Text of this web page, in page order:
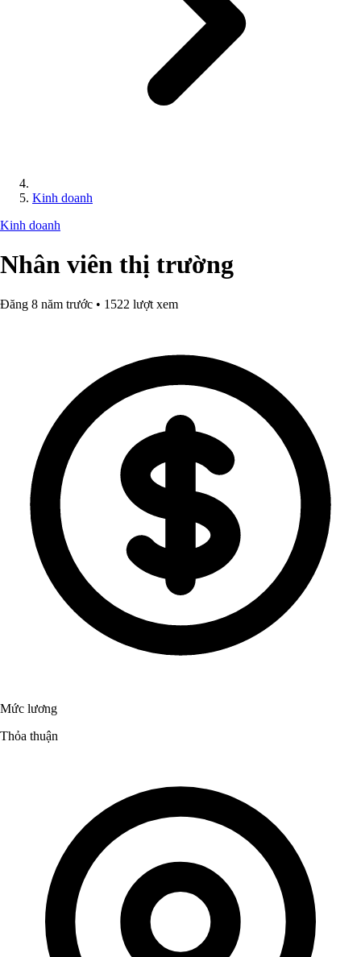
Kinh doanh
Kinh doanh
Nhân viên thị trường
Đăng 8 năm trước • 1522 lượt xem
Mức lương
Thỏa thuận